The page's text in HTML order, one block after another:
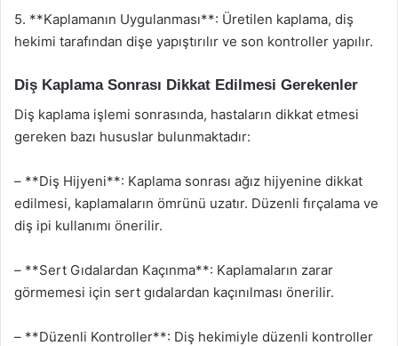
5. **Kaplamanın Uygulanması**: Üretilen kaplama, diş
hekimi tarafından dişe yapıştırılır ve son kontroller yapılır.
Diş Kaplama Sonrası Dikkat Edilmesi Gerekenler
Diş kaplama işlemi sonrasında, hastaların dikkat etmesi
gereken bazı hususlar bulunmaktadır:
– **Diş Hijyeni**: Kaplama sonrası ağız hijyenine dikkat
edilmesi, kaplamaların ömrünü uzatır. Düzenli fırçalama ve
diş ipi kullanımı önerilir.
– **Sert Gıdalardan Kaçınma**: Kaplamaların zarar
görmemesi için sert gıdalardan kaçınılması önerilir.
– **Düzenli Kontroller**: Diş hekimiyle düzenli kontroller